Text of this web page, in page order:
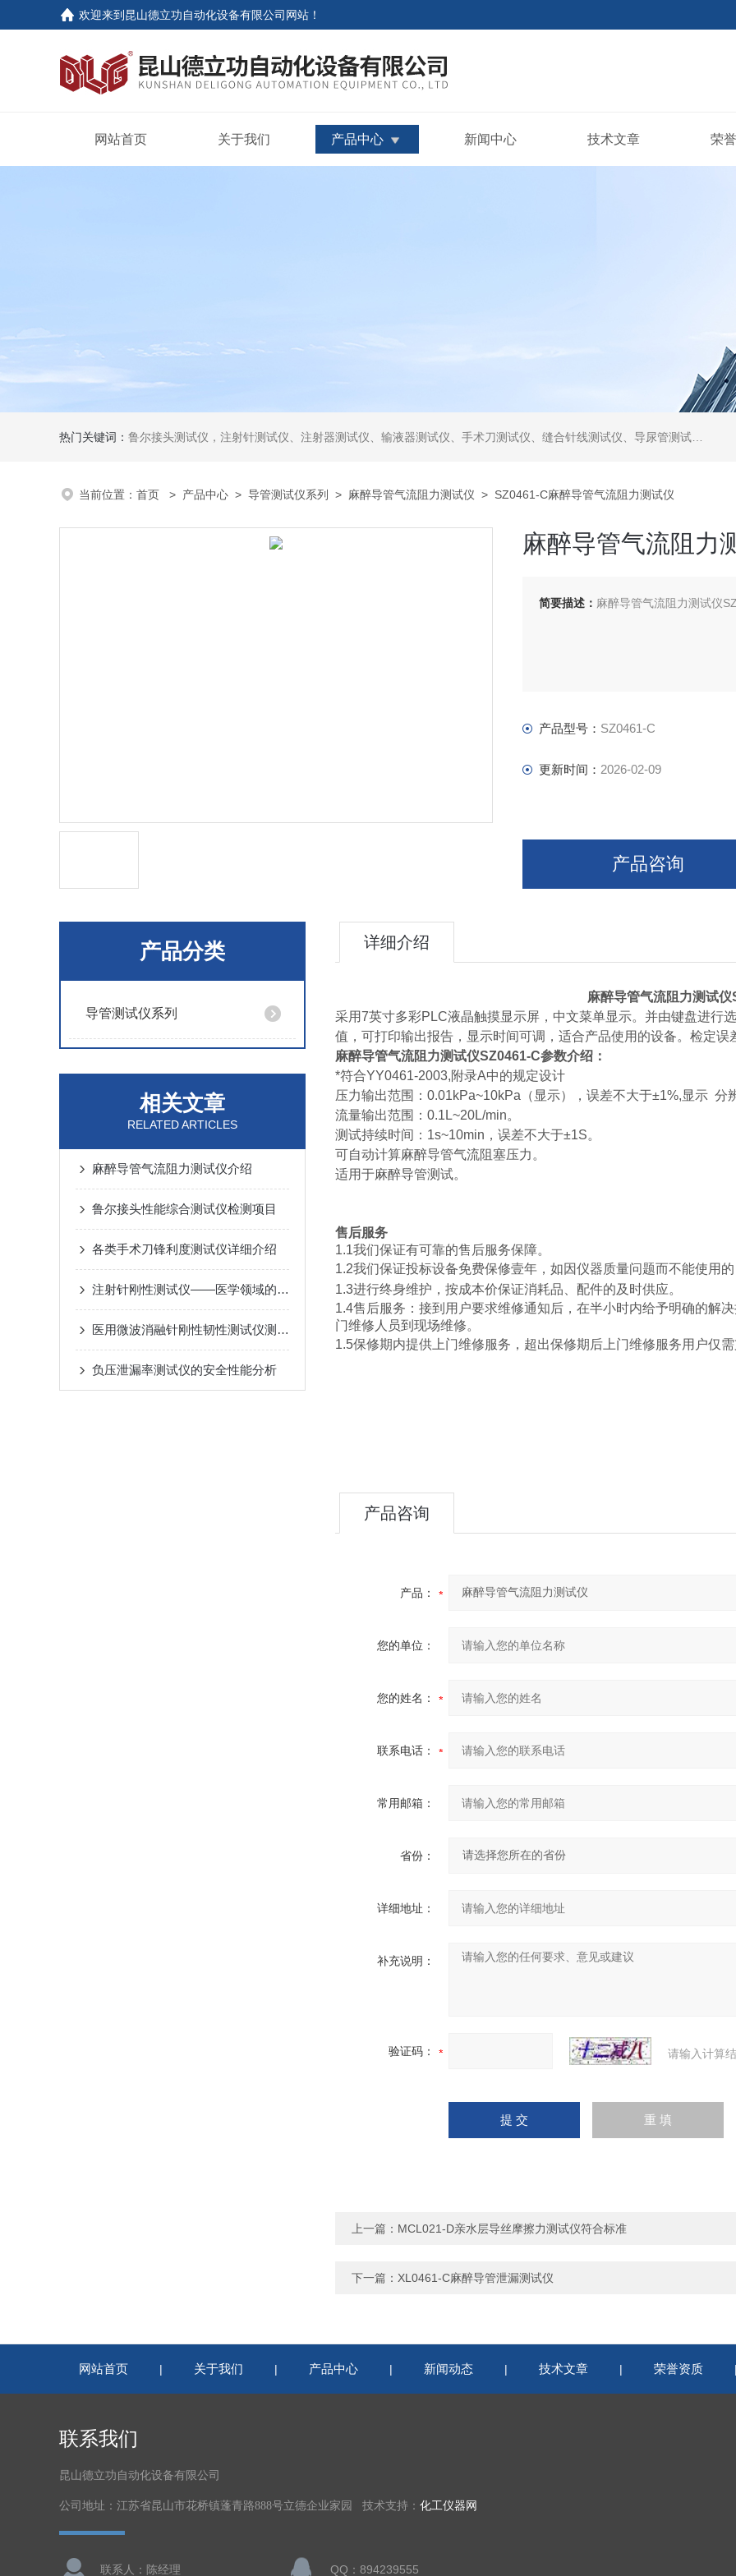
欢迎来到 昆山德立功自动化设备有限公司网站 ！
网站首页 关于我们 产品中心 新闻中心 技术文章 荣
热门关键词： 鲁尔接头测试仪，注射针测试仪、注射器测试仪、输液器测试仪、手术刀测试仪、缝合针线测试仪、导尿管测试仪、医用镊钳测试仪、导引管导丝测试仪、针灸针测试仪、留置针测试仪
当前位置： 首页 > 产品中心 > 导管测试仪系列 > 麻醉导管气流阻力测试仪 > SZ0461-C麻醉导管气流阻力测试仪
麻醉导管气流阻力
简要描述： 麻醉导管气流阻力测试仪
产品型号： SZ0461-C
更新时间： 2026-02-09
产品咨询
产品分类
导管测试仪系列
相关文章
RELATED ARTICLES
麻醉导管气流阻力测试仪介绍
鲁尔接头性能综合测试仪检测项目
各类手术刀锋利度测试仪详细介绍
注射针刚性测试仪——医学领域的得力助手
医用微波消融针刚性韧性测试仪测试方法
负压泄漏率测试仪的安全性能分析
详细介绍
麻醉导管气流阻力测试仪
采用7英寸多彩PLC液晶触摸显示屏，中文菜单显示。并由键盘进行
值，可打印输出报告，显示时间可调，适合产品使用的设备。检定误
麻醉导管气流阻力测试仪SZ0461-C参数介绍：
*符合YY0461-2003,附录A中的规定设计
压力输出范围：0.01kPa~10kPa（显示），误差不大于±1%,显示 分
流量输出范围：0.1L~20L/min。
测试持续时间：1s~10min，误差不大于±1S。
可自动计算麻醉导管气流阻塞压力。
适用于麻醉导管测试。
售后服务
1.1我们保证有可靠的售后服务保障。
1.2我们保证投标设备免费保修壹年，如因仪器质量问题而不能使用的
1.3进行终身维护，按成本价保证消耗品、配件的及时供应。
1.4售后服务：接到用户要求维修通知后，在半小时内给予明确的解
门维修人员到现场维修。
1.5保修期内提供上门维修服务，超出保修期后上
产品咨询
产品：
您的单位：
您的姓名：
联系电话：
常用邮箱：
省份：
详细地址：
补充说明：
验证码： 请输入计算
上一篇： MCL021-D亲水层导丝摩擦力测试仪符合标准
下一篇： XL0461-C麻醉导管泄漏测试仪
网站首页 | 关于我们 | 产品中心 | 新闻动态 | 技术文章 | 荣誉资质
联系我们
昆山德立功自动化设备有限公司
公司地址：江苏省昆山市花桥镇蓬青路888号立德企业家园 技术支持： 化工仪器网
联系人：陈经理 QQ：894239555